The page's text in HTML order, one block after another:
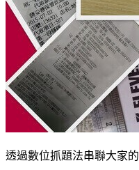
透過數位抓題法串聯大家